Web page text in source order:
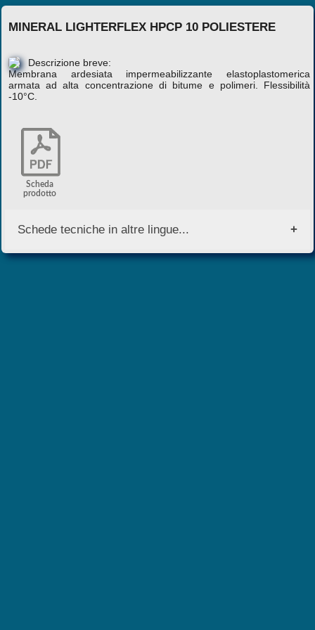
MINERAL LIGHTERFLEX HPCP 10 POLIESTERE
Descrizione breve:
Membrana ardesiata impermeabilizzante elastoplastomerica
armata ad alta concentrazione di bitume e polimeri. Flessibilità
-10°C.
Scheda
prodotto
Schede tecniche in altre lingue...